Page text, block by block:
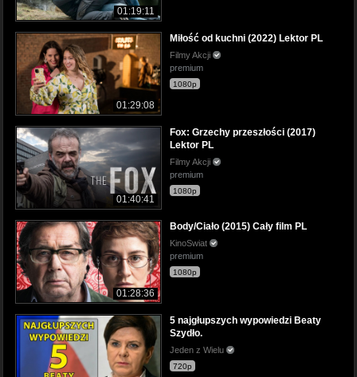
01:19:11
01:29:08
Miłość od kuchni (2022) Lektor PL
Filmy Akcji
premium
1080p
01:40:41
Fox: Grzechy przeszłości (2017)
Lektor PL
Filmy Akcji
premium
1080p
01:28:36
Body/Ciało (2015) Cały film PL
KinoSwiat
premium
1080p
5 najgłupszych wypowiedzi Beaty
Szydło.
Jeden z Wielu
720p